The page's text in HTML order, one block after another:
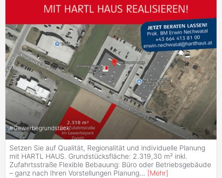
#Gewerbegrundstück
Setzen Sie auf Qualität, Regionalität und individuelle Planung
mit HARTL HAUS. Grundstücksfläche: 2.319,30 m² inkl.
Zufahrtsstraße Flexible Bebauung: Büro oder Betriebsgebäude
– ganz nach Ihren Vorstellungen Planung... [Mehr]